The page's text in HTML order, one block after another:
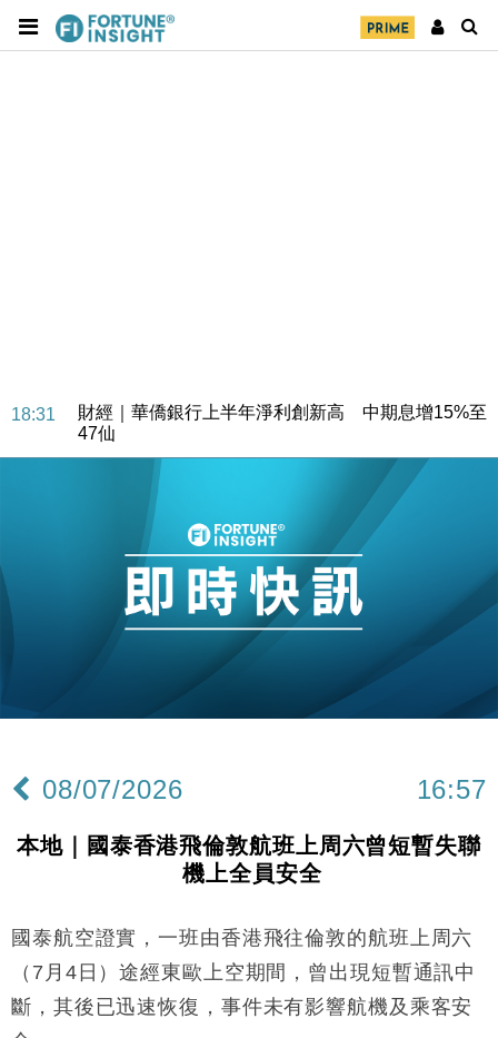
18:31
財經｜華僑銀行上半年淨利創新高 中期息增15%至
47仙
財經｜滙豐上調香港今年GDP預測至4.5% 看好貿易
及消費表現
本地｜假冒內地執法人員要求交「保證金」 43歲女子
損失近6900萬元
財經｜日經失守6.5萬點後回穩 全周仍升近2%
15:47
財經｜恒隆10月換帥 玩具「反」斗城亞洲CEO蔡德
財經｜韓股反覆波動收跌 連挫7周創逾3年最長跌勢
12:44
財經｜日本春季三度入市撐日圓 4月單日斥6.28萬億
11:12
國際｜特朗普料美伊戰事快結束 承認部分彈藥庫存緊
司
18:31
財經｜華僑銀行上半年淨利創新高 中期息增15%至
08/07/2026 16:57
本地｜國泰香港飛倫敦航班上周六曾短暫失聯
機上全員安全
國泰航空證實，一班由香港飛往倫敦的航班上周六
（7月4日）途經東歐上空期間，曾出現短暫通訊中
斷，其後已迅速恢復，事件未有影響航機及乘客安